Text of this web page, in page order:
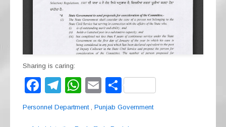
Sharing is caring:
F
a
T
el
W
h
E
m
S
h
Personnel Department Punjab Government